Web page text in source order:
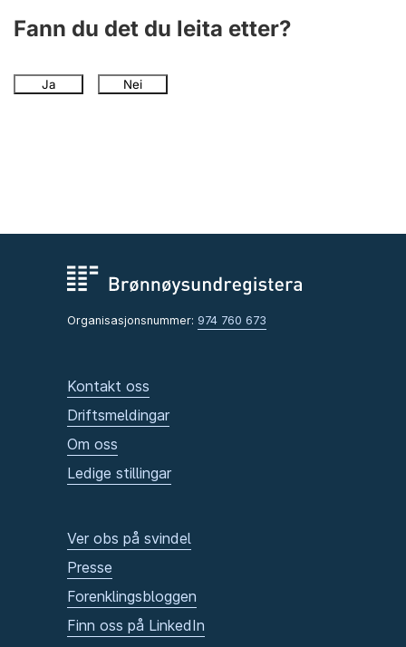
Fann du det du leita etter?
Ja Nei
Organisasjonsnummer: 974 760 673
Kontakt oss
Driftsmeldingar
Om oss
Ledige stillingar
Ver obs på svindel
Presse
Forenklingsbloggen
Finn oss på LinkedIn